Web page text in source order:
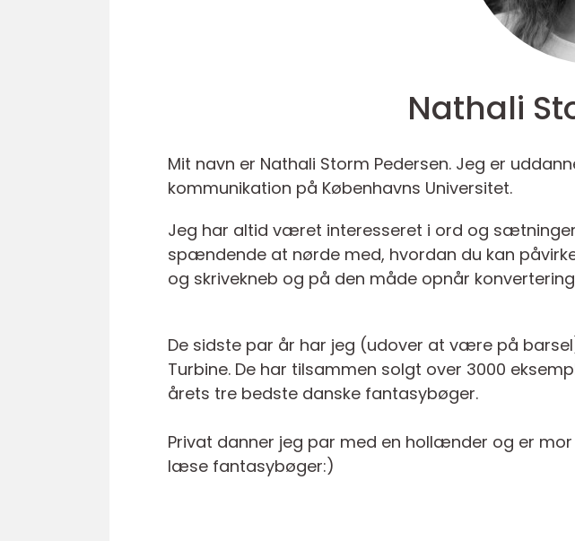
Nathali
Mit navn er Nathali Storm Pedersen. Jeg er
kommunikation på Københavns Universitet.
Jeg har altid været interesseret i ord og
spændende at nørde med, hvordan du kan
og skrivekneb og på den måde opnår
De sidste par år har jeg (udover at være på
Turbine. De har tilsammen solgt over 3000
årets tre bedste danske fantasybøger.
Privat danner jeg par med en hollænder og er
læse fantasybøger:)